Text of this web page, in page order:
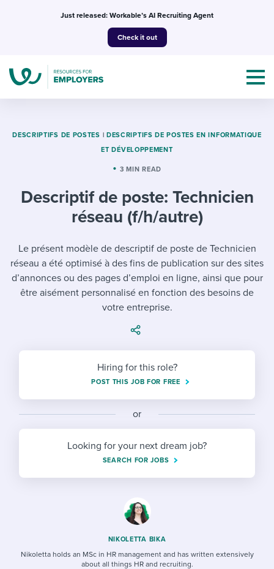
Just released: Workable’s AI Recruiting Agent
Check it out
Topics
Mobilizing AI in my work
Evaluating candidates
Working together with others
Maintaining hiring pipelines
Developing & retaining people
Ensuring compliance
Finding and attracting people
Establishing an employer brand
Templates & Guides
Job description templates
Interview question templates
Policy templates
Step-by-step tutorials
Free ebooks & reports
HR terms
I’m a jobseeker
I WANT TO LEARN ABOUT...
Applying for a job
Interview process
Career development
Modern working life
Attend webinars & events
Workable customer stories
Explore Workable
Request a demo
Start a free trial
DESCRIPTIFS DE POSTES | DESCRIPTIFS DE POSTES EN INFORMATIQUE
ET DÉVELOPPEMENT
3 MIN READ
Descriptif de poste: Technicien
réseau (f/h/autre)
Le présent modèle de descriptif de poste de Technicien
réseau a été optimisé à des fins de publication sur des sites
d’annonces ou des pages d’emploi en ligne, ainsi que pour
être aisément personnalisé en fonction des besoins de
votre entreprise.
Hiring for this role?
POST THIS JOB FOR FREE
or
Looking for your next dream job?
SEARCH FOR JOBS
NIKOLETTA BIKA
Nikoletta holds an MSc in HR management and has written extensively
about all things HR and recruiting.